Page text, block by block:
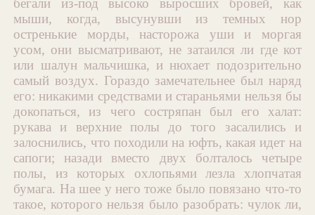
бегали из-под высоко выросших бровей, как
мыши, когда, высунувши из темных нор
остренькие морды, насторожа уши и моргая
усом, они высматривают, не затаился ли где кот
или шалун мальчишка, и нюхает подозрительно
самый воздух. Гораздо замечательнее был наряд
его: никакими средствами и стараньями нельзя бы
докопаться, из чего состряпан был его халат:
рукава и верхние полы до того засалились и
залоснились, что походили на юфть, какая идет на
сапоги; назади вместо двух болталось четыре
полы, из которых охлопьями лезла хлопчатая
бумага. На шее у него тоже было повязано что-то
такое, которого нельзя было разобрать: чулок ли,